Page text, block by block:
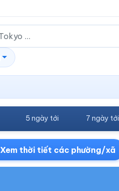
5 ngày tới 7 ngày tới
Xem thời tiết các phường/xã